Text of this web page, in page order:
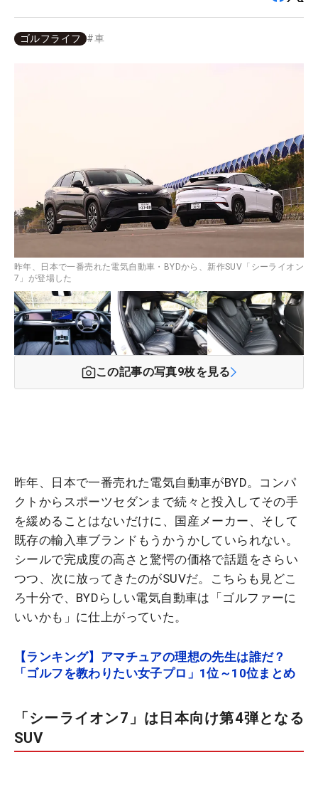
ゴルフライフ #車
昨年、日本で一番売れた電気自動車・BYDから、新作SUV「シーライオン
7」が登場した
この記事の写真9枚を見る
昨年、日本で一番売れた電気自動車がBYD。コンパ
クトからスポーツセダンまで続々と投入してその手
を緩めることはないだけに、国産メーカー、そして
既存の輸入車ブランドもうかうかしていられない。
シールで完成度の高さと驚愕の価格で話題をさらい
つつ、次に放ってきたのがSUVだ。こちらも見どこ
ろ十分で、BYDらしい電気自動車は「ゴルファーに
いいかも」に仕上がっていた。
【ランキング】アマチュアの理想の先生は誰だ？
「ゴルフを教わりたい女子プロ」1位～10位まとめ
「シーライオン7」は日本向け第4弾となる
SUV